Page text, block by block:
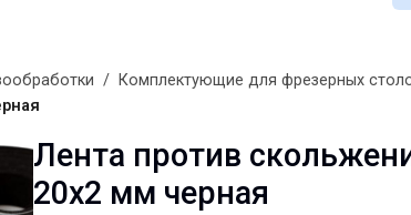
/ Комплектующие для фрезерных
Лента против
20х2 мм черная